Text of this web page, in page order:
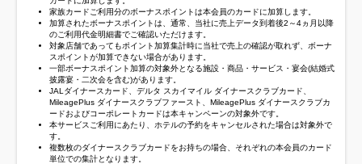
家族カードご利用分のボーナスポイントは本会員のカードに加算します。
加算されたボーナスポイントは、通常、当社に売上データ到着後2～4ヵ月以降
のご利用代金明細書でご確認いただけます。
対象店舗であってもポイント加算集計時に当社で売上の確認が取れず、ボーナ
スポイントが加算できない場合があります。
一部ボーナスポイント加算の対象外となる施設・商品・サービス・宴会(結婚式
披露宴・二次会を含む)があります。
JALダイナースカード、デルタ スカイマイル ダイナースクラブカード、
MileagePlus ダイナースクラブファースト、MileagePlus ダイナースクラブカ
ードおよびコーポレートカードは本キャンペーンの対象外です。
本サービスご利用にあたり、ホテルの予約をキャンセルされた場合は対象外で
す。
複数枚のダイナースクラブカードをお持ちの場合、それぞれの本会員のカード
単位での集計となります。